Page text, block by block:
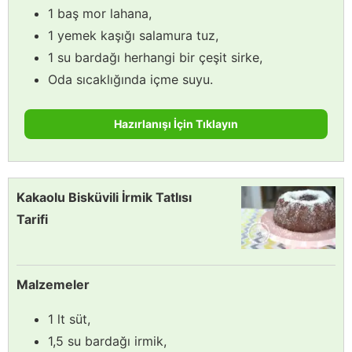
1 baş mor lahana,
1 yemek kaşığı salamura tuz,
1 su bardağı herhangi bir çeşit sirke,
Oda sıcaklığında içme suyu.
Hazırlanışı İçin Tıklayın
Kakaolu Bisküvili İrmik Tatlısı
Tarifi
Malzemeler
1 lt süt,
1,5 su bardağı irmik,